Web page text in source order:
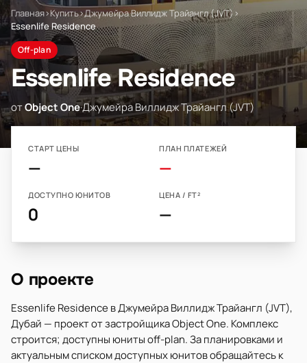
Главная›Купить›Джумейра Виллидж Трайангл (JVT)›
Essenlife Residence
Off-plan
Essenlife Residence
отObject One·Джумейра Виллидж Трайангл (JVT)
СТАРТ ЦЕНЫ
—
ПЛАН ПЛАТЕЖЕЙ
—
ДОСТУПНО ЮНИТОВ
0
ЦЕНА / FT²
—
О проекте
Essenlife Residence в Джумейра Виллидж Трайангл (JVT),
Дубай — проект от застройщика Object One. Комплекс
строится; доступны юниты off-plan. За планировками и
актуальным списком доступных юнитов обращайтесь к